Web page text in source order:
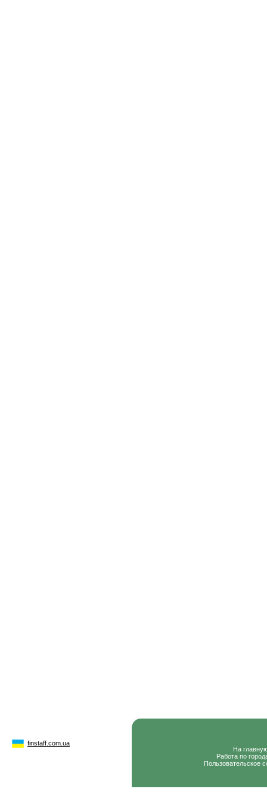
finstaff.com.ua
На
Работа по
Пользовательское